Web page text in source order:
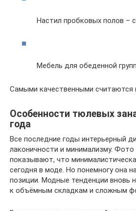
Настил пробковых полов –
Мебель для обеденной
Самыми качественными считаются
Особенности тюлевых
года
Все последние годы интерьерный
лаконичности и минимализму. Фото
показывают, что
сегодня в моде. Но понемногу она
позиции. Модные тенденции вновь
к объёмным складкам и сложным